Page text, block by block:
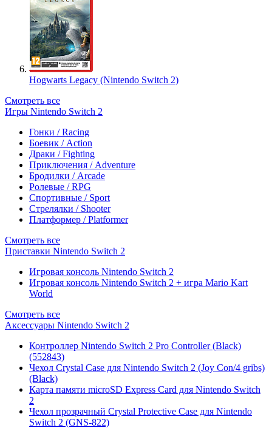
Hogwarts Legacy (Nintendo Switch 2)
Смотреть все
Игры Nintendo Switch 2
Гонки / Racing
Боевик / Action
Драки / Fighting
Приключения / Adventure
Бродилки / Arcade
Ролевые / RPG
Спортивные / Sport
Стрелялки / Shooter
Платформер / Platformer
Смотреть все
Приставки Nintendo Switch 2
Игровая консоль Nintendo Switch 2
Игровая консоль Nintendo Switch 2 + игра Mario Kart
World
Смотреть все
Аксессуары Nintendo Switch 2
Контроллер Nintendo Switch 2 Pro Controller (Black)
(552843)
Чехол Сrystal Сase для Nintendo Switch 2 (Joy Con/4 gribs)
(Black)
Карта памяти microSD Express Card для Nintendo Switch
2
Чехол прозрачный Crystal Protective Case для Nintendo
Switch 2 (GNS-822)